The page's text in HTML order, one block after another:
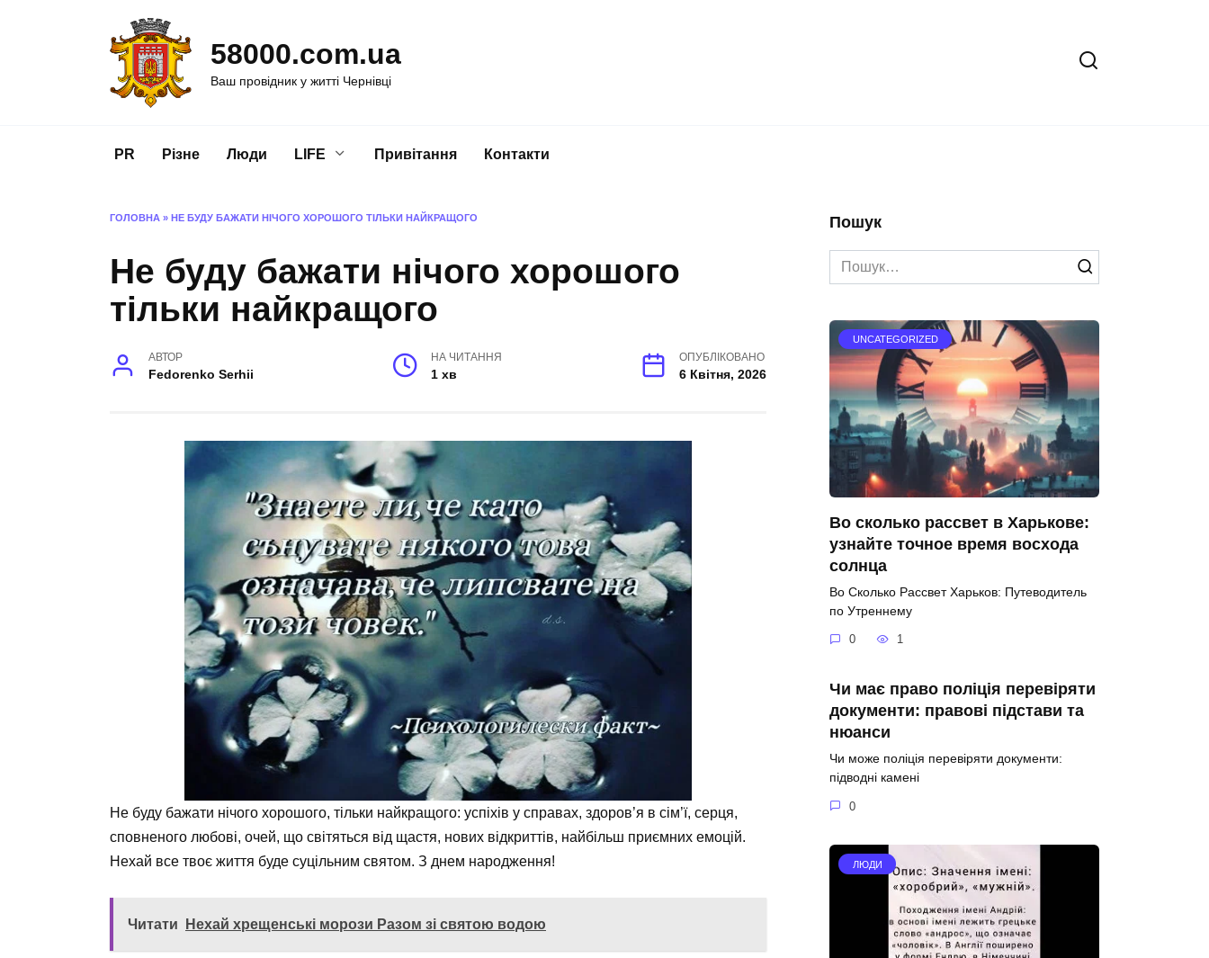
58000.com.ua
Ваш провідник у житті Чернівці
PR Різне Люди LIFE Привітання Контакти
ГОЛОВНА » НЕ БУДУ БАЖАТИ НІЧОГО ХОРОШОГО ТІЛЬКИ НАЙКРАЩОГО
Не буду бажати нічого хорошого
тільки найкращого
АВТОР
Fedorenko Serhii
НА ЧИТАННЯ
1 хв
ОПУБЛІКОВАНО
6 Квітня, 2026
Не буду бажати нічого хорошого, тільки найкращого: успіхів у справах, здоров’я в сім’ї, серця,
сповненого любові, очей, що світяться від щастя, нових відкриттів, найбільш приємних емоцій.
Нехай все твоє життя буде суцільним святом. З днем народження!
Читати Нехай хрещенські морози Разом зі святою водою
Пошук
Search
for:
UNCATEGORIZED
Во сколько рассвет в Харькове:
узнайте точное время восхода
солнца
Во Сколько Рассвет Харьков: Путеводитель
по Утреннему
0 1
Чи має право поліція перевіряти
документи: правові підстави та
нюанси
Чи може поліція перевіряти документи:
підводні камені
0
ЛЮДИ